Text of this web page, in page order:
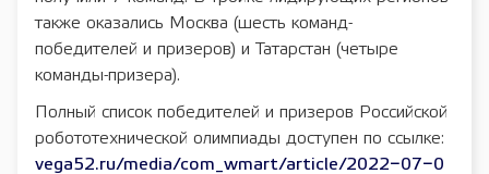
также оказались Москва (шесть команд-
победителей и призеров) и Татарстан (четыре
команды-призера).
Полный список победителей и призеров Российской
робототехнической олимпиады доступен по ссылке:
vega52.ru/media/com_wmart/article/2022−07−0